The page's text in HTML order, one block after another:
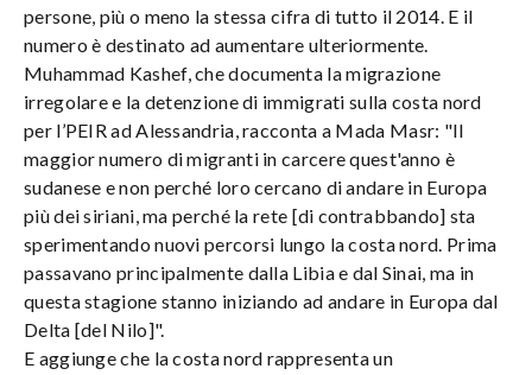
persone, più o meno la stessa cifra di tutto il 2014. E il
numero è destinato ad aumentare ulteriormente.
Muhammad Kashef, che documenta la migrazione
irregolare e la detenzione di immigrati sulla costa nord
per l’PEIR ad Alessandria, racconta a Mada Masr: "Il
maggior numero di migranti in carcere quest'anno è
sudanese e non perché loro cercano di andare in Europa
più dei siriani, ma perché la rete [di contrabbando] sta
sperimentando nuovi percorsi lungo la costa nord. Prima
passavano principalmente dalla Libia e dal Sinai, ma in
questa stagione stanno iniziando ad andare in Europa dal
Delta [del Nilo]".
E aggiunge che la costa nord rappresenta un